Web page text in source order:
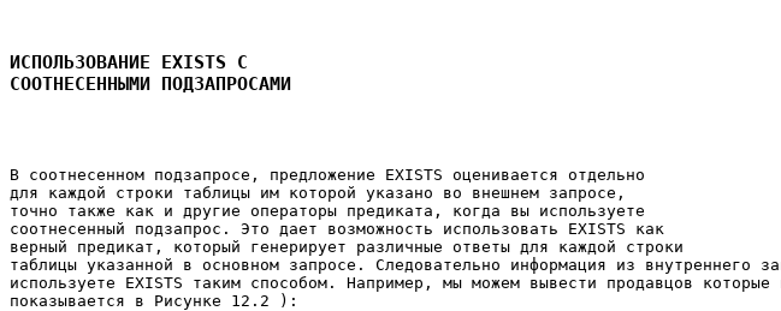
ИСПОЛЬЗОВАНИЕ EXISTS С
СООТНЕСЕННЫМИ ПОДЗАПРОСАМИ
В соотнесенном подзапросе, предложение EXISTS оценивается отдельно
для каждой строки таблицы им которой указано во внешнем запросе,
точно также как и другие операторы предиката, когда вы используете
соотнесенный подзапрос. Это дает возможность использовать EXISTS как
верный предикат, который генерирует различные ответы для каждой строки
таблицы указанной в основном запросе. Следовательно информация из внутреннего
используете EXISTS таким способом. Например, мы можем вывести продавцов
показывается в Рисунке 12.2 ):